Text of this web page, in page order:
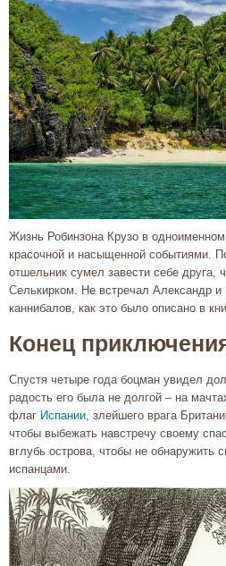
Жизнь Робинзона Крузо в
красочной и насыщенной событиями.
отшельник сумел завести себе друга,
Селькирком. Не встречал Александр
каннибалов, как это было описано в
Конец
Спустя четыре года боцман увидел
радость его была не долгой – на
флаг Испании , злейшего врага
чтобы выбежать навстречу своему
вглубь острова, чтобы не обнаружить
испанцами.